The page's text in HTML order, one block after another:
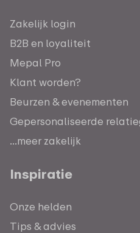
Zakelijk login
B2B en loyaliteit
Mepal Pro
Klant worden?
Beurzen & evenementen
Gepersonaliseerde
...meer zakelijk
Inspiratie
Onze helden
Tips & advies